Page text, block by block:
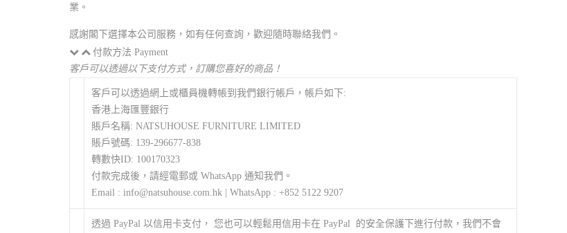
業。
感謝閣下選擇本公司服務，如有任何查詢，歡迎隨時聯絡我們。
付款方法 Payment
客戶可以透過以下支付方式，訂購您喜好的商品！
客戶可以透過網上或櫃員機轉帳到我們銀行帳戶，帳戶如下:
香港上海匯豐銀行
賬戶名稱: NATSUHOUSE FURNITURE LIMITED
賬戶號碼: 139-296677-838
轉數快ID: 100170323
付款完成後，請經電郵或 WhatsApp 通知我們。
Email : info@natsuhouse.com.hk | WhatsApp : +852 5122 9207
透過 PayPal 以信用卡支付， 您也可以輕鬆用信用卡在 PayPal 的安全保護下進行付款，我們不會